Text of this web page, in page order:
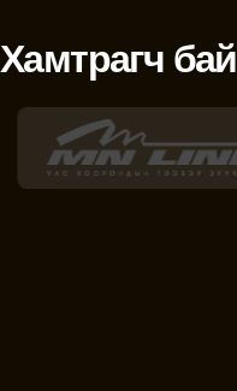
Хамтрагч